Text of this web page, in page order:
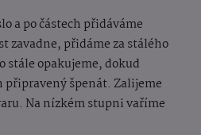
a po částech přidáváme
zavadne, přidáme za stálého
stále opakujeme, dokud
připravený špenát. Zalijeme
Na nízkém stupni vaříme